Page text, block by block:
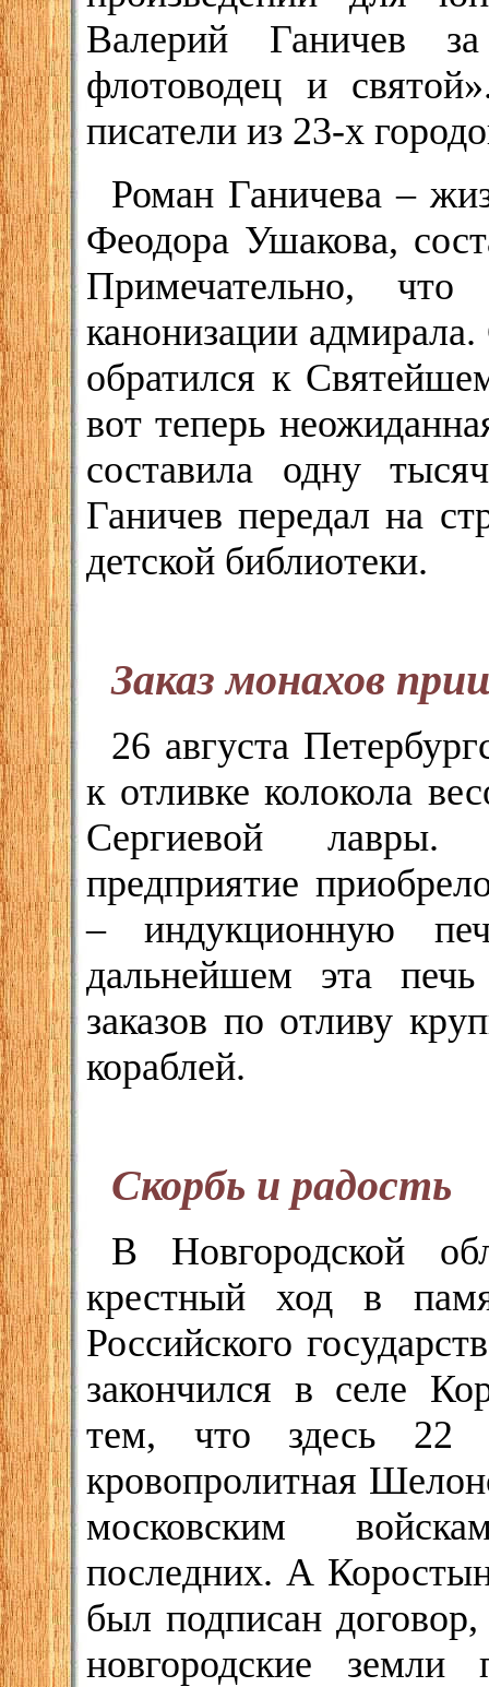
Валерий Ганичев
флотоводец и
писатели из 23-х
Роман Ганичева –
Феодора Ушакова,
Примечательно,
канонизации
обратился к
вот теперь
составила одну
Ганичев передал на
детской библиотеки.
Заказ монахов
26 августа
к отливке колокола
Сергиевой лавры.
предприятие
– индукционную
дальнейшем эта
заказов по отливу
кораблей.
Скорбь и радость
В Новгородской
крестный ход в
Российского
закончился в селе
тем, что здесь 22
кровопролитная
московским
последних. А
был подписан
новгородские земли